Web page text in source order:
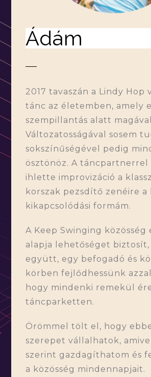
Ádám
2017 tavaszán a Lindy Hop
tánc az életemben, amely
szempillantás alatt
Változatosságával sosem
sokszínűségével pedig
ösztönöz. A táncpartnerrel
ihlette improvizáció a
korszak pezsdítő zenéire a
kikapcsolódási formám.
A Keep Swinging közösség
alapja lehetőséget
együtt, egy befogadó és
körben fejlődhessünk
hogy mindenki remekül
táncparketten.
Örömmel tölt el, hogy
szerepet vállalhatok,
szerint gazdagíthatom és
a közösség mindennapjait.